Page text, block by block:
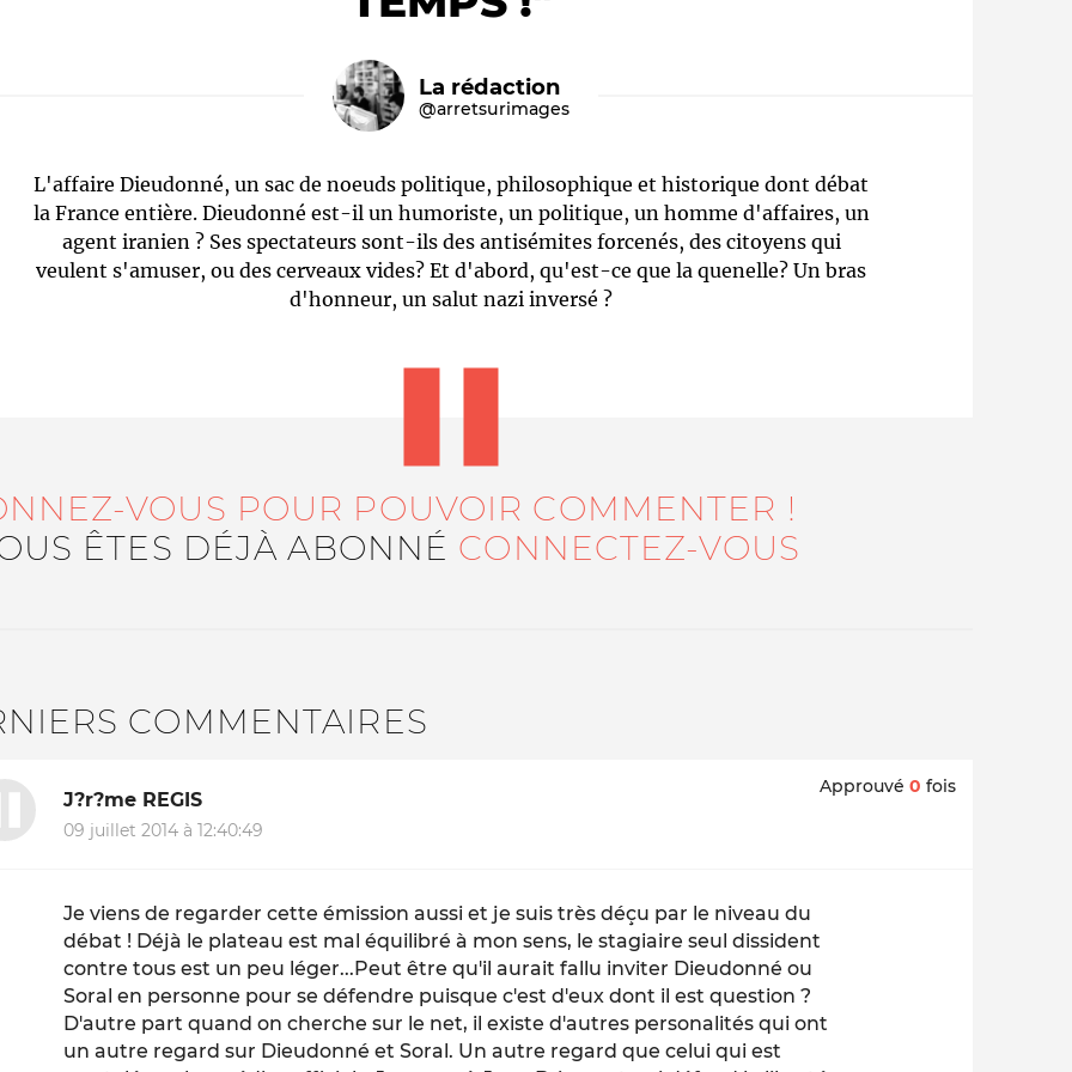
Le médiateur L'équipe Qui sommes-nous ?
La rédaction
@arretsurimages
L'affaire Dieudonné, un sac de noeuds politique, philosophique et historique dont débat
la France entière. Dieudonné est-il un humoriste, un politique, un homme d'affaires, un
agent iranien ? Ses spectateurs sont-ils des antisémites forcenés, des citoyens qui
veulent s'amuser, ou des cerveaux vides? Et d'abord, qu'est-ce que la quenelle? Un bras
d'honneur, un salut nazi inversé ?
VOUS POUR POUVOIR COMMENTER !
ÊTES DÉJÀ ABONNÉ CONNECTEZ-VOUS
COMMENTAIRES
J?r?me REGIS
09 juillet 2014 à 12:40:49
Approuvé 0 fois
Je viens de regarder cette émission aussi et je suis très déçu par le niveau du
débat ! Déjà le plateau est mal équilibré à mon sens, le stagiaire seul dissident
contre tous est un peu léger...Peut être qu'il aurait fallu inviter Dieudonné ou
Soral en personne pour se défendre puisque c'est d'eux dont il est question ?
D'autre part quand on cherche sur le net, il existe d'autres personalités qui ont
un autre regard sur Dieudonné et Soral. Un autre regard que celui qui est